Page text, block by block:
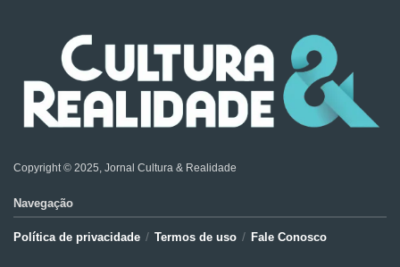
Copyright © 2025, Jornal Cultura & Realidade
Navegação
Política de privacidade Termos de uso Fale Conosco